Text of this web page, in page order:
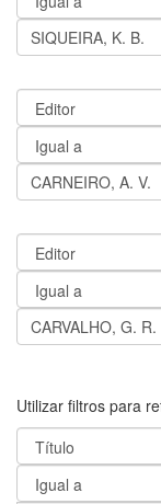
Utilizar filtros para